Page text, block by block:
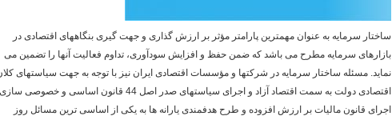
ساختار سرمایه به عنوان مهمترین پارامتر مؤثر بر ارزش گذاری و جهت گیری بنگاههای اقتصادی در
بازارهای سرمایه مطرح می باشد که ضمن حفظ و افزایش سودآوری، تداوم فعالیت آنها را تضمین می
نماید. مسئله ساختار سرمایه در شرکتها و مؤسسات اقتصادی ایران نیز با توجه به جهت سیاستهای
اقتصادی دولت به سمت اقتصاد آزاد و اجرای سیاستهای صدر اصل 44 قانون اساسی و خصوصی
اجرای قانون مالیات بر ارزش افزوده و طرح هدفمندی یارانه ها به یکی از اساسی ترین مسائل روز